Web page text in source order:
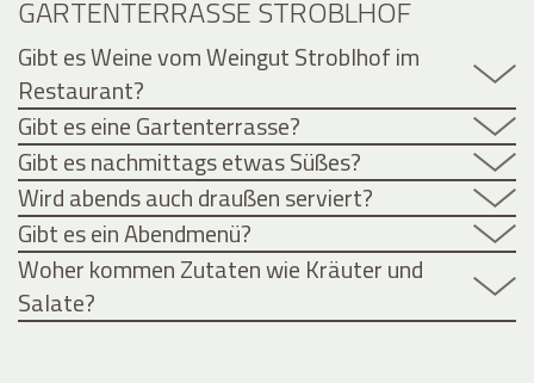
GARTENTERRASSE STROBLHOF
Gibt es Weine vom Weingut Stroblhof im
Restaurant?
Gibt es eine Gartenterrasse?
Gibt es nachmittags etwas Süßes?
Wird abends auch draußen serviert?
Gibt es ein Abendmenü?
Woher kommen Zutaten wie Kräuter und
Salate?